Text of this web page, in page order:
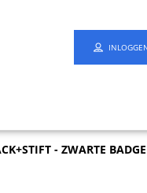
- ZWARTE